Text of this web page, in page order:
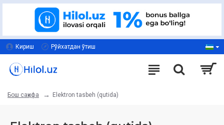
Кириш Рўйхатдан ўтиш
Бош саҳифа Elektron tasbeh (qutida)